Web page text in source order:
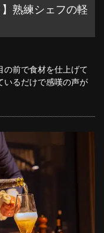
熟練シェフの軽
の前で食材を仕上げて
いるだけで感嘆の声が